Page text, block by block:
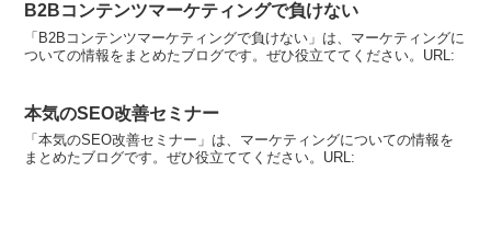
B2Bコンテンツマーケティングで負けない
「B2Bコンテンツマーケティングで負けない」は、マーケティングに
ついての情報をまとめたブログです。ぜひ役立ててください。URL:
本気のSEO改善セミナー
「本気のSEO改善セミナー」は、マーケティングについての情報を
まとめたブログです。ぜひ役立ててください。URL: